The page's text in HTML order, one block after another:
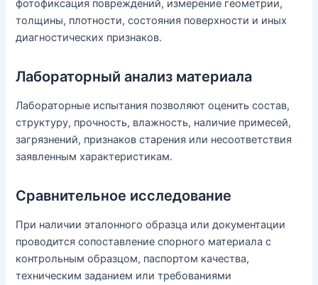
фотофиксация повреждений, измерение геометрии,
толщины, плотности, состояния поверхности и иных
диагностических признаков.
Лабораторный анализ материала
Лабораторные испытания позволяют оценить состав,
структуру, прочность, влажность, наличие примесей,
загрязнений, признаков старения или несоответствия
заявленным характеристикам.
Сравнительное исследование
При наличии эталонного образца или документации
проводится сопоставление спорного материала с
контрольным образцом, паспортом качества,
техническим заданием или требованиями